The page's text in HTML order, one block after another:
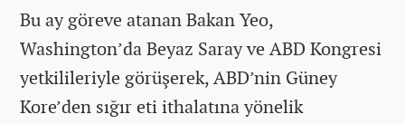
Bu ay göreve atanan Bakan Yeo,
Washington’da Beyaz Saray ve ABD Kongresi
yetkilileriyle görüşerek, ABD’nin Güney
Kore’den sığır eti ithalatına yönelik